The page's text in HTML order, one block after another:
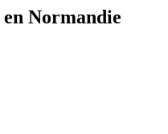
en Normandie